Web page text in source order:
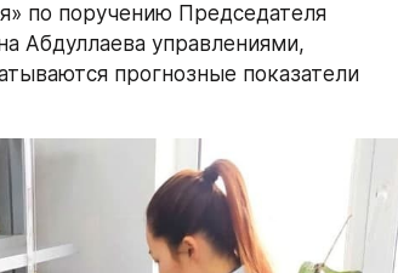
по поручению Председателя
Абдуллаева управлениями,
прогнозные показатели